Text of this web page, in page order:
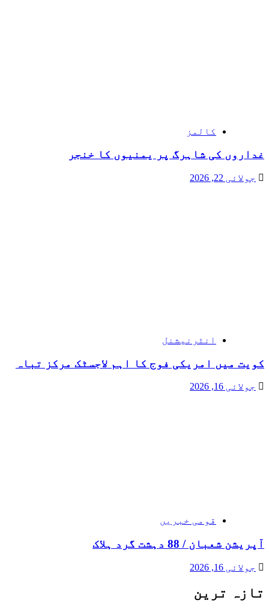
کالمز
غداروں کی شاہرگ پر یمنیوں کا خنجر
جولائی 22, 2026
انٹرنیشنل
کویت میں امریکی فوج کا اہم لاجسٹک مرکز تباہ
جولائی 16, 2026
قومی خبریں
آپریشن شعبان / 88 دہشت گرد ہلاک
جولائی 16, 2026
تازہ ترین